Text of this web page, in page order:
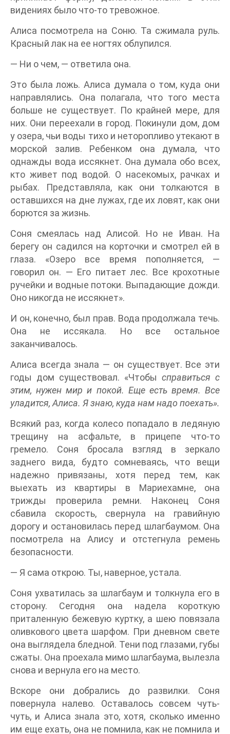
видениях было что-то тревожное.
Алиса посмотрела на Соню. Та сжимала руль.
Красный лак на ее ногтях облупился.
— Ни о чем, — ответила она.
Это была ложь. Алиса думала о том, куда они
направлялись. Она полагала, что того места
больше не существует. По крайней мере, для
них. Они переехали в город. Покинули дом, дом
у озера, чьи воды тихо и неторопливо утекают в
морской залив. Ребенком она думала, что
однажды вода иссякнет. Она думала обо всех,
кто живет под водой. О насекомых, рачках и
рыбах. Представляла, как они толкаются в
оставшихся на дне лужах, где их ловят, как они
борются за жизнь.
Соня смеялась над Алисой. Но не Иван. На
берегу он садился на корточки и смотрел ей в
глаза. «Озеро все время пополняется, —
говорил он. — Его питает лес. Все крохотные
ручейки и водные потоки. Выпадающие дожди.
Оно никогда не иссякнет».
И он, конечно, был прав. Вода продолжала течь.
Она не иссякала. Но все остальное
заканчивалось.
Алиса всегда знала — он существует. Все эти
годы дом существовал. «Чтобы справиться с
этим, нужен мир и покой. Еще есть время. Все
уладится, Алиса. Я знаю, куда нам надо поехать».
Всякий раз, когда колесо попадало в ледяную
трещину на асфальте, в прицепе что-то
гремело. Соня бросала взгляд в зеркало
заднего вида, будто сомневаясь, что вещи
надежно привязаны, хотя перед тем, как
выехать из квартиры в Мариехамне, она
трижды проверила ремни. Наконец Соня
сбавила скорость, свернула на гравийную
дорогу и остановилась перед шлагбаумом. Она
посмотрела на Алису и отстегнула ремень
безопасности.
— Я сама открою. Ты, наверное, устала.
Соня ухватилась за шлагбаум и толкнула его в
сторону. Сегодня она надела короткую
приталенную бежевую куртку, а шею повязала
оливкового цвета шарфом. При дневном свете
она выглядела бледной. Тени под глазами, губы
сжаты. Она проехала мимо шлагбаума, вылезла
снова и вернула его на место.
Вскоре они добрались до развилки. Соня
повернула налево. Оставалось совсем чуть-
чуть, и Алиса знала это, хотя, сколько именно
им еще ехать, она не помнила, как не помнила и